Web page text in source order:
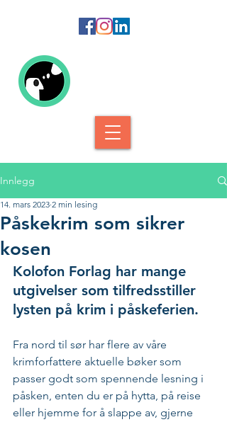
Innlegg
Påskekrim som sikrer
kosen
14. mars 2023 2 min lesing
Kolofon Forlag har mange
utgivelser som tilfredsstiller
lysten på krim i påskeferien.
Fra nord til sør har flere av våre
krimforfattere aktuelle bøker som
passer godt som spennende lesning i
påsken, enten du er på hytta, på reise
eller hjemme for å slappe av, gjerne